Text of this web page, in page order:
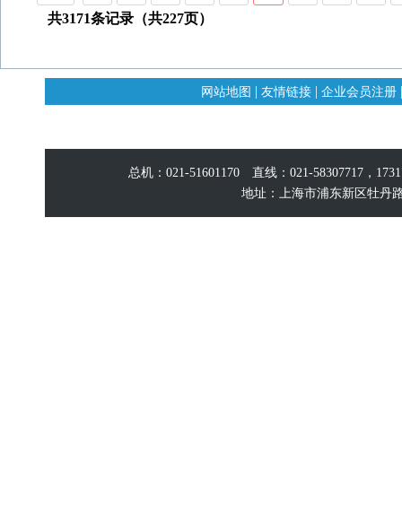
共3171条记录（共227页）
网站地图 | 友情链接 | 企业会员注册
总机：021-51601170 直线：021-58307717，
地址：上海市浦东新区牡丹